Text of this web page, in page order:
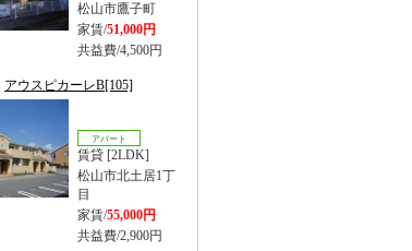
松山市鷹子町
家賃/51,000円
共益費/4,500円
アウスピカーレB[105]
アパート
賃貸 [2LDK]
松山市北土居1丁
目
家賃/55,000円
共益費/2,900円